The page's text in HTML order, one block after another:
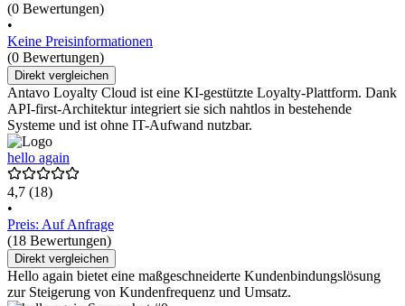
(0 Bewertungen)
•
Keine Preisinformationen
(0 Bewertungen)
Direkt vergleichen
Antavo Loyalty Cloud ist eine KI-gestützte Loyalty-Plattform. Dank
API-first-Architektur integriert sie sich nahtlos in bestehende
Systeme und ist ohne IT-Aufwand nutzbar.
hello again
4,7 (18)
•
Preis: Auf Anfrage
(18 Bewertungen)
Direkt vergleichen
Hello again bietet eine maßgeschneiderte Kundenbindungslösung
zur Steigerung von Kundenfrequenz und Umsatz.